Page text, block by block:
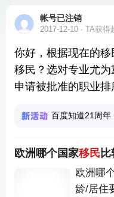
帐号已注销
2017-12-10 TA获得
你好，根据现在的
移民？选对专业尤
申请被批准的职业排序： 职业名 2010-
Manager 餐厅经理 1,591 Retail Manager
护士 1,513 Nurse (Aged Care) 老年护理 1,238
Secondary School
University Lectu
百度知道21周年
欧洲哪个国家移民 比
欧洲哪
龄/居住